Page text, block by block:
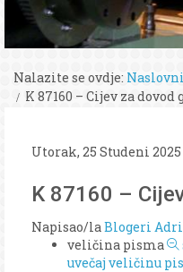
Nalazite se ovdje:
K 87160 – Cijev za dovod
Utorak, 25 Studeni 2025
K 87160 –
Napisao/la Blogeri
veličina pisma
uvečaj veličinu